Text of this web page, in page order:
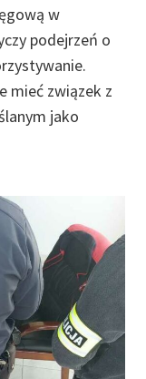
w
podejrzeń o
mieć związek z
jako